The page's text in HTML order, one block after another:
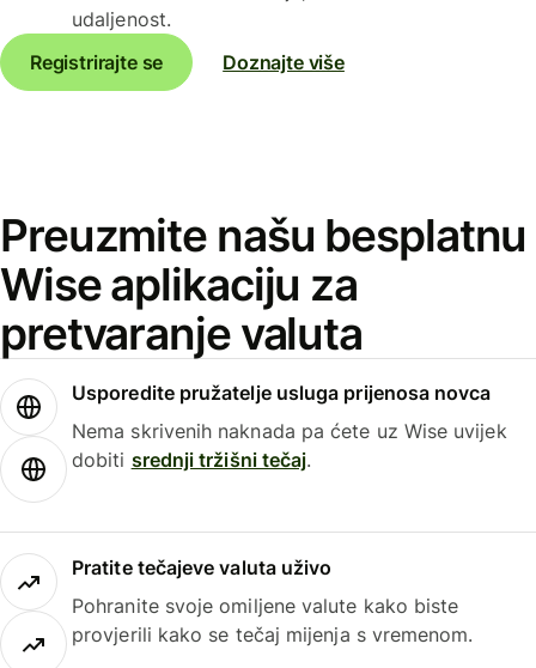
udaljenost.
Registrirajte se
Doznajte više
Preuzmite našu besplatnu
Wise aplikaciju za
pretvaranje valuta
Usporedite pružatelje usluga prijenosa novca
Nema skrivenih naknada pa ćete uz Wise uvijek
dobiti srednji tržišni tečaj.
Pratite tečajeve valuta uživo
Pohranite svoje omiljene valute kako biste
provjerili kako se tečaj mijenja s vremenom.